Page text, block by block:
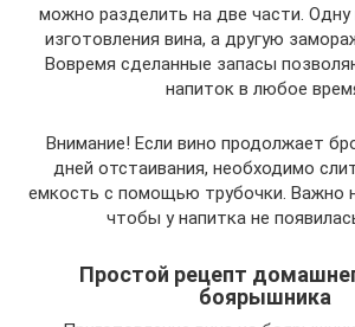
можно разделить на две части.
изготовления вина, а другую
Вовремя сделанные запасы
напиток в любое
Внимание! Если вино продолжает
дней отстаивания, необходимо
емкость с помощью трубочки. Важно
чтобы у напитка не
Простой рецепт
боярышника